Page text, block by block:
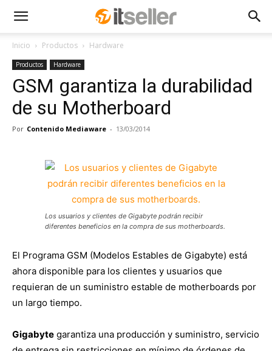
Inicio Productos Hardware
Productos Hardware
GSM garantiza la durabilidad
de su Motherboard
Por Contenido Mediaware - 13/03/2014
Los usuarios y clientes de Gigabyte podrán recibir
diferentes beneficios en la compra de sus motherboards.
El Programa GSM (Modelos Estables de Gigabyte) está
ahora disponible para los clientes y usuarios que
requieran de un suministro estable de motherboards por
un largo tiempo.
Gigabyte garantiza una producción y suministro, servicio